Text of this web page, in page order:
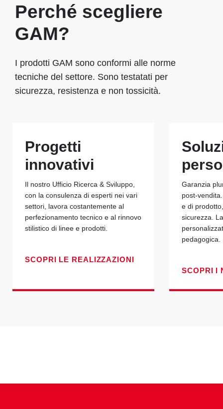
Perché scegliere
GAM?
I prodotti GAM sono conformi alle norme
tecniche del settore. Sono testatati per
sicurezza, resistenza e non tossicità.
Progetti
innovativi
Il nostro Ufficio Ricerca & Sviluppo,
con la consulenza di esperti nei vari
settori, lavora costantemente al
perfezionamento tecnico e al rinnovo
stilistico di linee e prodotti.
SCOPRI LE REALIZZAZIONI
Garanzia
post-
e di
sicurezza.
pedagogica.
SCOPRI I